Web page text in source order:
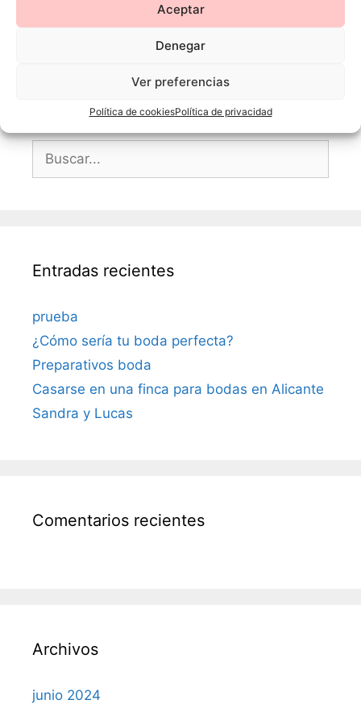
Aceptar
Denegar
Ver preferencias
Política de cookiesPolítica de privacidad
Buscar:
Entradas recientes
prueba
¿Cómo sería tu boda perfecta?
Preparativos boda
Casarse en una finca para bodas en Alicante
Sandra y Lucas
Comentarios recientes
Archivos
junio 2024